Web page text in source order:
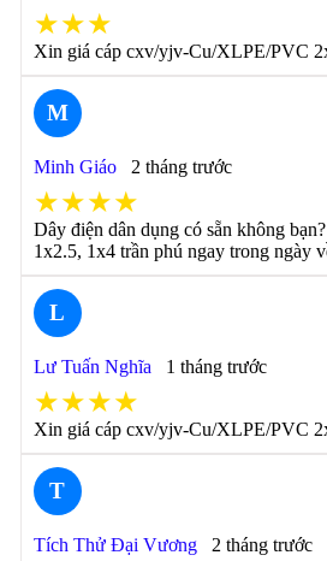
★★★
Xin giá cáp cxv/yjv-Cu/XLPE/PVC
M
Minh Giáo 2 tháng trước
★★★★
Dây điện dân dụng có sẵn không
1x2.5, 1x4 trần phú ngay trong ngày
L
Lư Tuấn Nghĩa 1 tháng trước
★★★★
Xin giá cáp cxv/yjv-Cu/XLPE/PVC
T
Tích Thử Đại Vương 2 tháng trước